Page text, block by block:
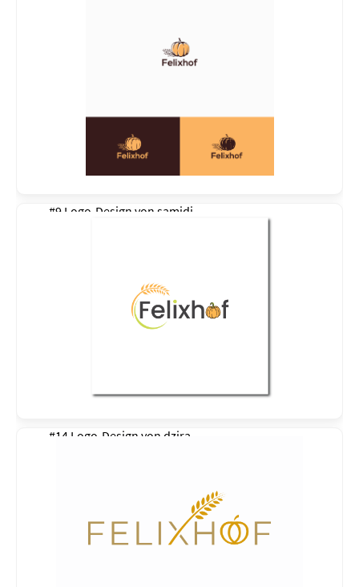
#9 Logo-Design von samidi
#14 Logo-Design von dzira